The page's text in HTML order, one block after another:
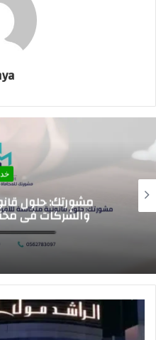
اسعار الرسوم